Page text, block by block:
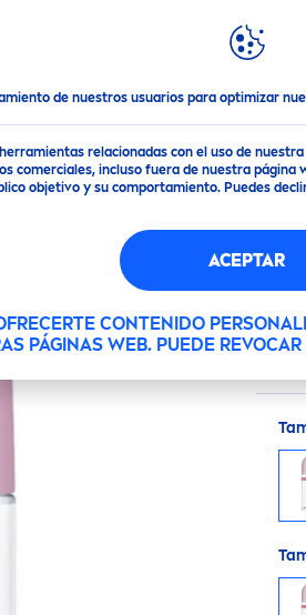
de nuestros usuarios para optimizar
relacionadas con el uso de
comerciales, incluso fuera de nuestra
objetivo y su comportamiento. Puedes
ACEPTAR
CONTENIDO
PÁGINAS WEB. PUEDE
MUNDONIVEA
NiveaaclaradoNatural-NIVEANatural
PARA
ON